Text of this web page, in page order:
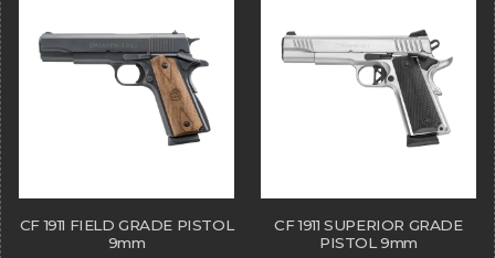
CF 1911 FIELD GRADE PISTOL
9mm
CF 1911 SUPERIOR GRADE
PISTOL 9mm